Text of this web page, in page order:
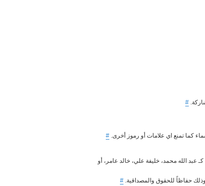
#
كما تمنع اي علامات أو رموز أخرى. #
الله محمد، خليفة علي، خالد عامر، أو
حفاظاً للحقوق والمصداقية. #